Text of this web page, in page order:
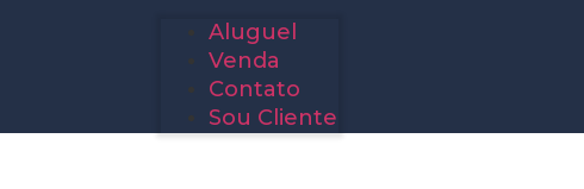
Aluguel
Venda
Contato
Sou Cliente